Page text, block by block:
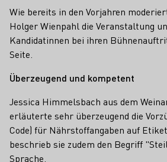
Wie bereits in den Vorjahren
Holger Wienpahl die Veranstaltung
Kandidatinnen bei ihren
Seite.
Überzeugend und kompetent
Jessica Himmelsbach aus dem
erläuterte sehr überzeugend die
Code) für Nährstoffangaben auf
beschrieb sie zudem den Begriff
Sprache.